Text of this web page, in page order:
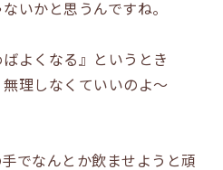
いかと思うんですね。
よくなる』というとき
理しなくていいのよ～
でなんとか飲ませようと頑